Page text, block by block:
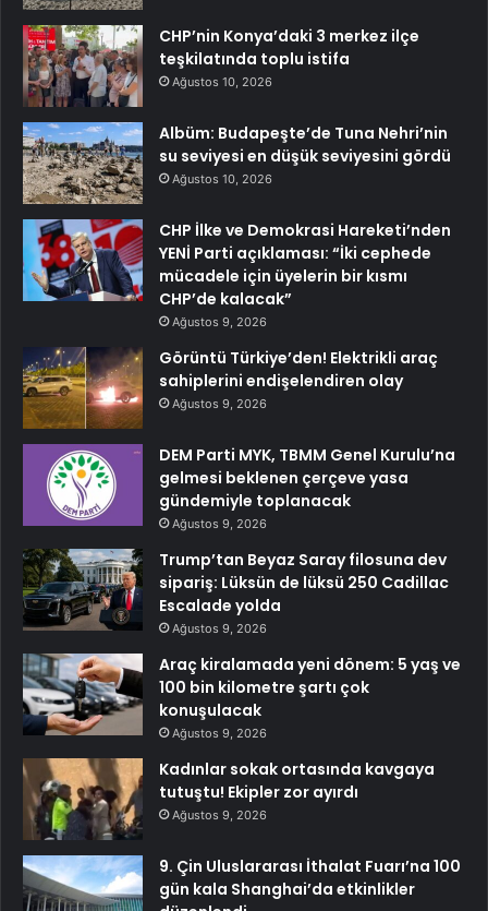
CHP’nin Konya’daki 3 merkez ilçe
teşkilatında toplu istifa
Ağustos 10, 2026
Albüm: Budapeşte’de Tuna Nehri’nin
su seviyesi en düşük seviyesini gördü
Ağustos 10, 2026
CHP İlke ve Demokrasi Hareketi’nden
YENİ Parti açıklaması: “İki cephede
mücadele için üyelerin bir kısmı
CHP’de kalacak”
Ağustos 9, 2026
Görüntü Türkiye’den! Elektrikli araç
sahiplerini endişelendiren olay
Ağustos 9, 2026
DEM Parti MYK, TBMM Genel Kurulu’na
gelmesi beklenen çerçeve yasa
gündemiyle toplanacak
Ağustos 9, 2026
Trump’tan Beyaz Saray filosuna dev
sipariş: Lüksün de lüksü 250 Cadillac
Escalade yolda
Ağustos 9, 2026
Araç kiralamada yeni dönem: 5 yaş ve
100 bin kilometre şartı çok
konuşulacak
Ağustos 9, 2026
Kadınlar sokak ortasında kavgaya
tutuştu! Ekipler zor ayırdı
Ağustos 9, 2026
9. Çin Uluslararası İthalat Fuarı’na 100
gün kala Shanghai’da etkinlikler